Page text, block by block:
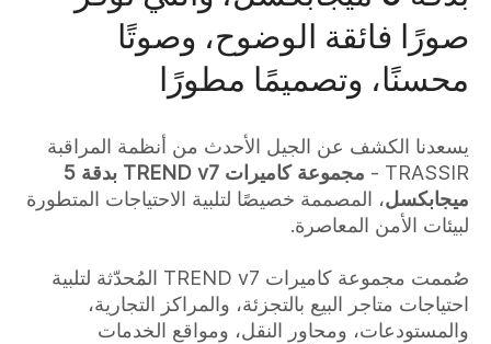
صورًا فائقة الوضوح، وصوتًا
محسنًا، وتصميمًا مطورًا
يسعدنا الكشف عن الجيل الأحدث من أنظمة المراقبة
TRASSIR -
مجموعة كاميرات TREND v7 بدقة 5
ميجابكسل، المصممة خصيصًا لتلبية الاحتياجات المتطورة
لبيئات الأمن المعاصرة.
صُممت مجموعة كاميرات TREND v7 المُحدّثة لتلبية
احتياجات متاجر البيع بالتجزئة، والمراكز التجارية،
والمستودعات، ومحاور النقل، ومواقع الخدمات